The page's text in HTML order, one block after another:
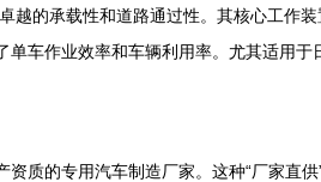
越的承载性和道路通过性。其核心工
车作业效率和车辆利用率。尤其适用
质的专用汽车制造厂家。这种“厂家直供